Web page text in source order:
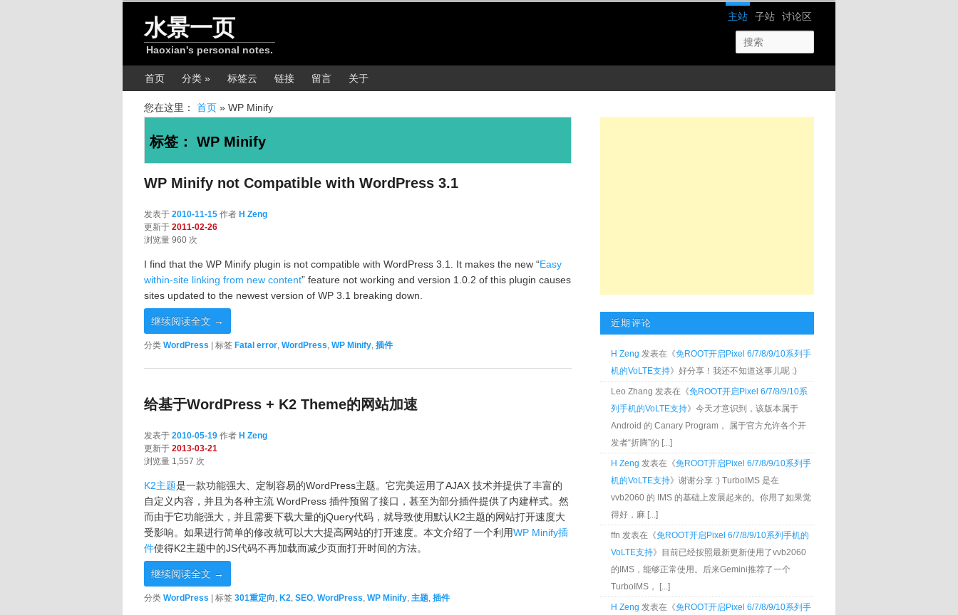
网站导航
主站 子站 讨论区
水景一页
Haoxian's personal notes.
主菜单首页 分类 » 标签云 链接 留言 关于
您在这里： 首页 » WP Minify
标签： WP Minify
WP Minify not Compatible with WordPress 3.1
发表于 2010-11-15 作者 H Zeng
更新于 2011-02-26
浏览量 960 次
I find that the WP Minify plugin is not compatible with WordPress 3.1. It makes the new “Easy
within-site linking from new content” feature not working and version 1.0.2 of this plugin causes
sites updated to the newest version of WP 3.1 breaking down.
继续阅读全文 →
分类 WordPress 标签 Fatal error, WordPress, WP Minify, 插件
给基于WordPress + K2 Theme的网站加速
发表于 2010-05-19 作者 H Zeng
更新于 2013-03-21
浏览量 1,557 次
K2主题是一款功能强大、定制容易的WordPress主题。它完美运用了AJAX 技术并提供了丰富的
自定义内容，并且为各种主流 WordPress 插件预留了接口，甚至为部分插件提供了内建样式。然
而由于它功能强大，并且需要下载大量的jQuery代码，就导致使用默认K2主题的网站打开速度大
受影响。如果进行简单的修改就可以大大提高网站的打开速度。本文介绍了一个利用WP Minify插
件使得K2主题中的JS代码不再加载而减少页面打开时间的方法。
继续阅读全文 →
分类 WordPress | 标签 301重定向, K2, SEO, WordPress, WP Minify, 主题, 插件
近期评论
H Zeng 发表在《免ROOT开启Pixel 6/7/8/9/10系列手
机的VoLTE支持》好分享！我还不知道这事儿呢 :)
Leo Zhang 发表在《免ROOT开启Pixel 6/7/8/9/10系
列手机的VoLTE支持》今天才意识到，该版本属于
Android 的 Canary Program， 属于官方允许各个开
发者“折腾”的 [...]
H Zeng 发表在《免ROOT开启Pixel 6/7/8/9/10系列手
机的VoLTE支持》谢谢分享 :) TurboIMS 是在
vvb2060 的 IMS 的基础上发展起来的。你用了如果觉
得好，麻 [...]
ffn 发表在《免ROOT开启Pixel 6/7/8/9/10系列手机的
VoLTE支持》目前已经按照最新更新使用了vvb2060
的IMS，能够正常使用。后来Gemini推荐了一个
TurboIMS， [...]
H Zeng 发表在《免ROOT开启Pixel 6/7/8/9/10系列手